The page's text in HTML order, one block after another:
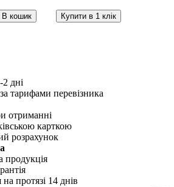
В кошик Купити в 1 клік
дні
тарифами перевізника
отриманні
карткою
розрахунок
продукція
протязі 14 днів